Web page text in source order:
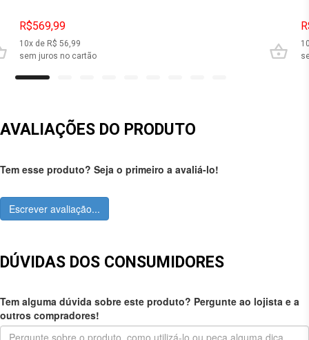
R$569,99
10x de R$ 56,99
sem juros no cartão
AVALIAÇÕES DO PRODUTO
Tem esse produto? Seja o primeiro a avaliá-lo!
Escrever avaliação...
DÚVIDAS DOS CONSUMIDORES
Tem alguma dúvida sobre este produto? Pergunte ao lojista e a
outros compradores!